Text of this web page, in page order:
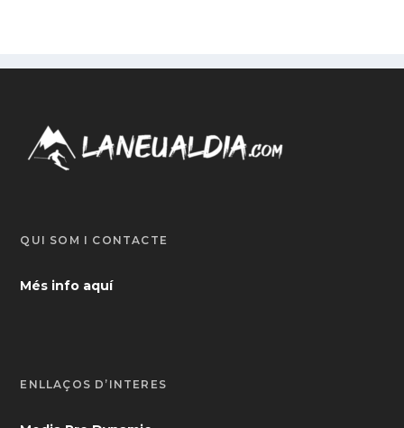
QUI SOM I CONTACTE
Més info aquí
ENLLAÇOS D’INTERÈS